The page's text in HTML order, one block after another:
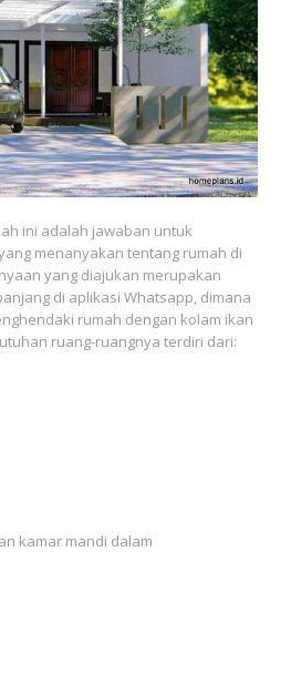
ini adalah jawaban untuk
menanyakan tentang rumah di
yang diajukan merupakan
di aplikasi Whatsapp, dimana
rumah dengan kolam ikan
ruang-ruangnya terdiri dari:
kamar mandi dalam